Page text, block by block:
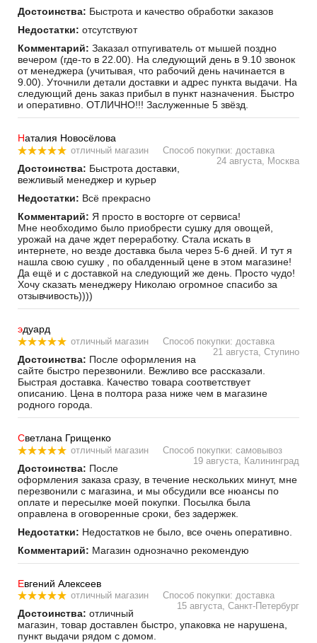
Достоинства: Быстрота и качество обработки заказов
Недостатки: отсутствуют
Комментарий: Заказал отпугиватель от мышей поздно
вечером (где-то в 22.00). На следующий день в 9.10 звонок
от менеджера (учитывая, что рабочий день начинается в
9.00). Уточнили детали доставки и адрес пункта выдачи. На
следующий день заказ прибыл в пункт назначения. Быстро
и оперативно. ОТЛИЧНО!!! Заслуженные 5 звёзд.
Наталия Новосёлова
отличный магазин
Способ покупки: доставка
24 августа, Москва
Достоинства: Быстрота доставки,
вежливый менеджер и курьер
Недостатки: Всё прекрасно
Комментарий: Я просто в восторге от сервиса!
Мне необходимо было приобрести сушку для овощей,
урожай на даче ждет переработку. Стала искать в
интернете, но везде доставка была через 5-6 дней. И тут я
нашла свою сушку , по обалденный цене в этом магазине!
Да ещё и с доставкой на следующий же день. Просто чудо!
Хочу сказать менеджеру Николаю огромное спасибо за
отзывчивость))))
эдуард
отличный магазин
Способ покупки: доставка
21 августа, Ступино
Достоинства: После оформления на
сайте быстро перезвонили. Вежливо все рассказали.
Быстрая доставка. Качество товара соответствует
описанию. Цена в полтора раза ниже чем в магазине
родного города.
Светлана Грищенко
отличный магазин
Способ покупки: самовывоз
19 августа, Калининград
Достоинства: После
оформления заказа сразу, в течение нескольких минут, мне
перезвонили с магазина, и мы обсудили все нюансы по
оплате и пересылке моей покупки. Посылка была
оправлена в оговоренные сроки, без задержек.
Недостатки: Недостатков не было, все очень оперативно.
Комментарий: Магазин однозначно рекомендую
Евгений Алексеев
отличный магазин
Способ покупки: доставка
15 августа, Санкт-Петербург
Достоинства: отличный
магазин, товар доставлен быстро, упаковка не нарушена,
пункт выдачи рядом с домом.